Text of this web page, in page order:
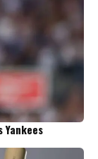
Yankees